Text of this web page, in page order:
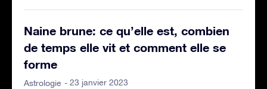
Naine brune: ce qu’elle est, combien
de temps elle vit et comment elle se
forme
Astrologie - 23 janvier 2023